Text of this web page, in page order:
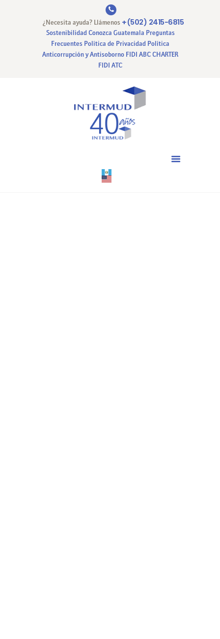
¿Necesita ayuda? Llámenos +(502) 2415-6815
Sostenibilidad Conozca Guatemala Preguntas
Frecuentes Política de Privacidad Política
Anticorrupción y Antisoborno FIDI ABC CHARTER
FIDI ATC
CERTIFICACIONES
PAGO EN LINEA